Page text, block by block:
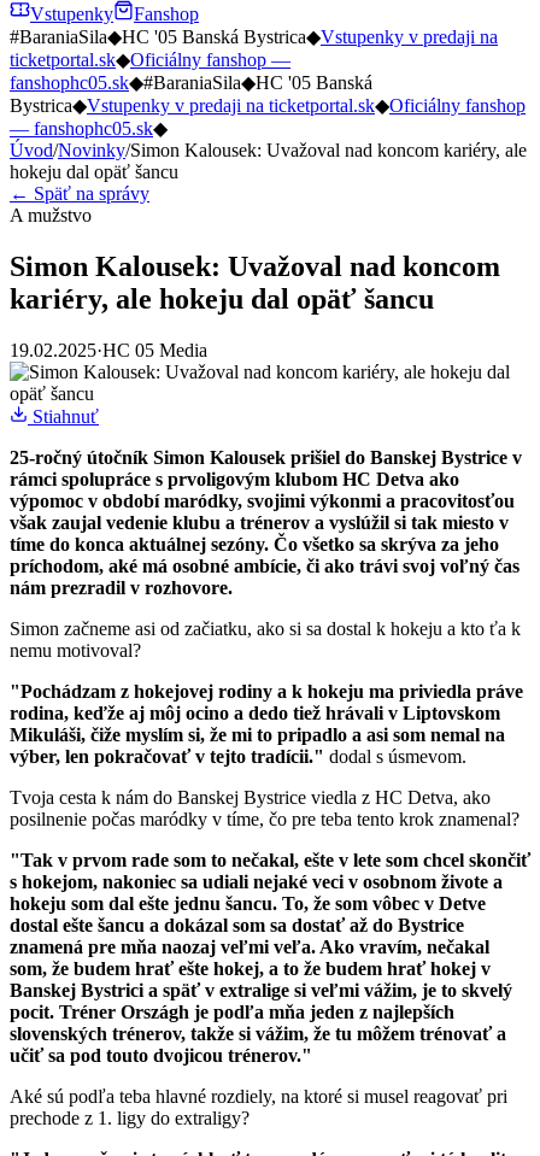
Vstupenky
Fanshop
#BaraniaSila◆HC '05 Banská Bystrica◆Vstupenky v predaji na
ticketportal.sk◆Oficiálny fanshop —
fanshophc05.sk◆#BaraniaSila◆HC '05 Banská
Bystrica◆Vstupenky v predaji na ticketportal.sk◆Oficiálny fanshop
— fanshophc05.sk◆
Úvod/Novinky/Simon Kalousek: Uvažoval nad koncom kariéry, ale
hokeju dal opäť šancu
← Späť na správy
A mužstvo
Simon Kalousek: Uvažoval nad koncom
kariéry, ale hokeju dal opäť šancu
19.02.2025·HC 05 Media
Stiahnuť
25-ročný útočník Simon Kalousek prišiel do Banskej Bystrice v
rámci spolupráce s prvoligovým klubom HC Detva ako
výpomoc v období maródky, svojimi výkonmi a pracovitosťou
však zaujal vedenie klubu a trénerov a vyslúžil si tak miesto v
tíme do konca aktuálnej sezóny. Čo všetko sa skrýva za jeho
príchodom, aké má osobné ambície, či ako trávi svoj voľný čas
nám prezradil v rozhovore.
Simon začneme asi od začiatku, ako si sa dostal k hokeju a kto ťa k
nemu motivoval?
"Pochádzam z hokejovej rodiny a k hokeju ma priviedla práve
rodina, keďže aj môj ocino a dedo tiež hrávali v Liptovskom
Mikuláši, čiže myslím si, že mi to pripadlo a asi som nemal na
výber, len pokračovať v tejto tradícii." dodal s úsmevom.
Tvoja cesta k nám do Banskej Bystrice viedla z HC Detva, ako
posilnenie počas maródky v tíme, čo pre teba tento krok znamenal?
"Tak v prvom rade som to nečakal, ešte v lete som chcel skončiť
s hokejom, nakoniec sa udiali nejaké veci v osobnom živote a
hokeju som dal ešte jednu šancu. To, že som vôbec v Detve
dostal ešte šancu a dokázal som sa dostať až do Bystrice
znamená pre mňa naozaj veľmi veľa. Ako vravím, nečakal
som, že budem hrať ešte hokej, a to že budem hrať hokej v
Banskej Bystrici a späť v extralige si veľmi vážim, je to skvelý
pocit. Tréner Országh je podľa mňa jeden z najlepších
slovenských trénerov, takže si vážim, že tu môžem trénovať a
učiť sa pod touto dvojicou trénerov."
Aké sú podľa teba hlavné rozdiely, na ktoré si musel reagovať pri
prechode z 1. ligy do extraligy?